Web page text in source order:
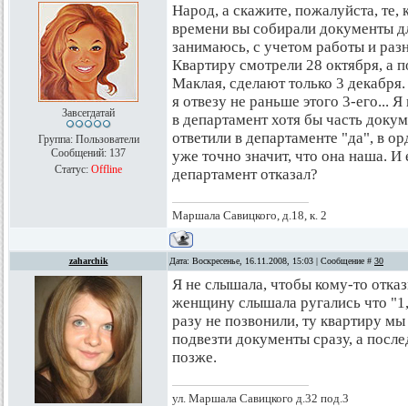
Завсегдатай
Группа: Пользователи
Сообщений: 137
Статус: Offline
Народ, а скажите, пожалуйста, те,
времени вы собирали документы
занимаюсь, с учетом работы и
Квартиру смотрели 28 октября, а
Маклая, сделают только 3
я отвезу не раньше этого 3-его...
в департамент хотя бы часть
ответили в департаменте "да", в
уже точно значит, что она наша. И
департамент отказал?
Маршала Савицкого, д.18, к. 2
zaharchik Дата: Воскресенье, 16.11.2008, 15:03 | Сообщение # 30
Я не слышала, чтобы кому-то
женщину слышала ругались что
разу не позвонили, ту квартиру
подвезти документы сразу, а
позже.
ул. Маршала Савицкого д.32 под.3